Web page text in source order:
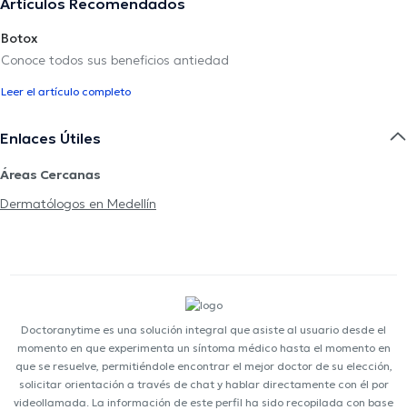
Botox
Conoce todos sus beneficios antiedad
Leer el artículo completo
Enlaces Útiles
Áreas Cercanas
Dermatólogos en Medellín
Doctoranytime es una solución integral que asiste al usuario desde el
momento en que experimenta un síntoma médico hasta el momento en
que se resuelve, permitiéndole encontrar el mejor doctor de su elección,
solicitar orientación a través de chat y hablar directamente con él por
videollamada. La información de este perfil ha sido recopilada con base